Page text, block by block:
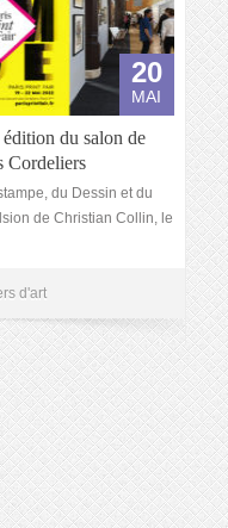
20
MAI
du salon de
Cordeliers
du Dessin et du
de Christian Collin, le
d'art